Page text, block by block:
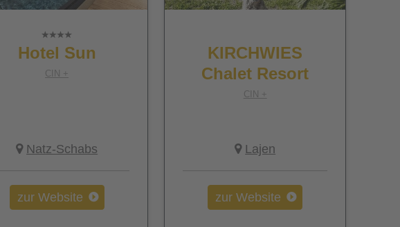
Hotel Sun
CIN +
Natz-Schabs
zur Website
KIRCHWIES
Chalet Resort
CIN +
Lajen
zur Website